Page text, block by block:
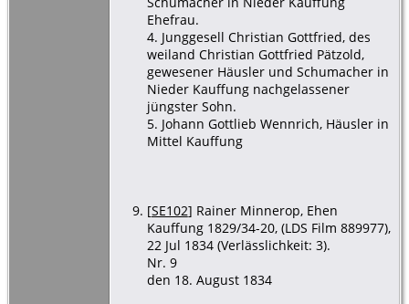
Ehefrau.
4. Junggesell Christian Gottfried, des
weiland Christian Gottfried Pätzold,
gewesener Häusler und Schumacher in
Nieder Kauffung nachgelassener
jüngster Sohn.
5. Johann Gottlieb Wennrich, Häusler in
Mittel Kauffung
[SE102] Rainer Minnerop, Ehen
Kauffung 1829/34-20, (LDS Film 889977),
22 Jul 1834 (Verlässlichkeit: 3).
Nr. 9
den 18. August 1834